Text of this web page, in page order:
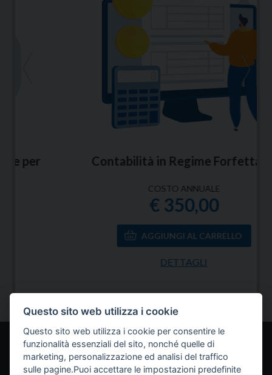
Contabilità in Regime Forfettario
COSTO ANNUALE
€ 350,00
>
Home Servizi Chi siamo
Come funziona
Approfondimenti
Contatti Lavora con noi
Questo sito web utilizza i cookie
Questo sito web utilizza i cookie per consentire le
funzionalità essenziali del sito, nonché quelle di
marketing, personalizzazione ed analisi del traffico
sulle pagine.Puoi accettare le impostazioni predefinite